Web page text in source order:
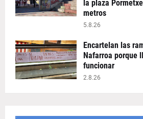
la plaza
metros
5.8.26
Encartelan las
Nafarroa porque
funcionar
2.8.26